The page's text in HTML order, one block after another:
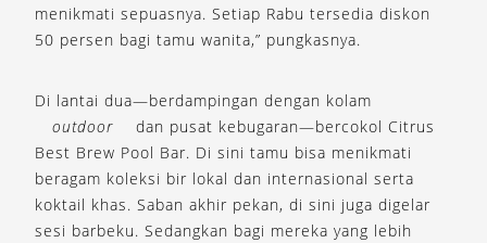
menikmati sepuasnya. Setiap Rabu tersedia diskon
50 persen bagi tamu wanita,” pungkasnya.
Di lantai dua—berdampingan dengan kolam
outdoor
dan pusat kebugaran—bercokol Citrus
Best Brew Pool Bar. Di sini tamu bisa menikmati
beragam koleksi bir lokal dan internasional serta
koktail khas. Saban akhir pekan, di sini juga digelar
sesi barbeku. Sedangkan bagi mereka yang lebih